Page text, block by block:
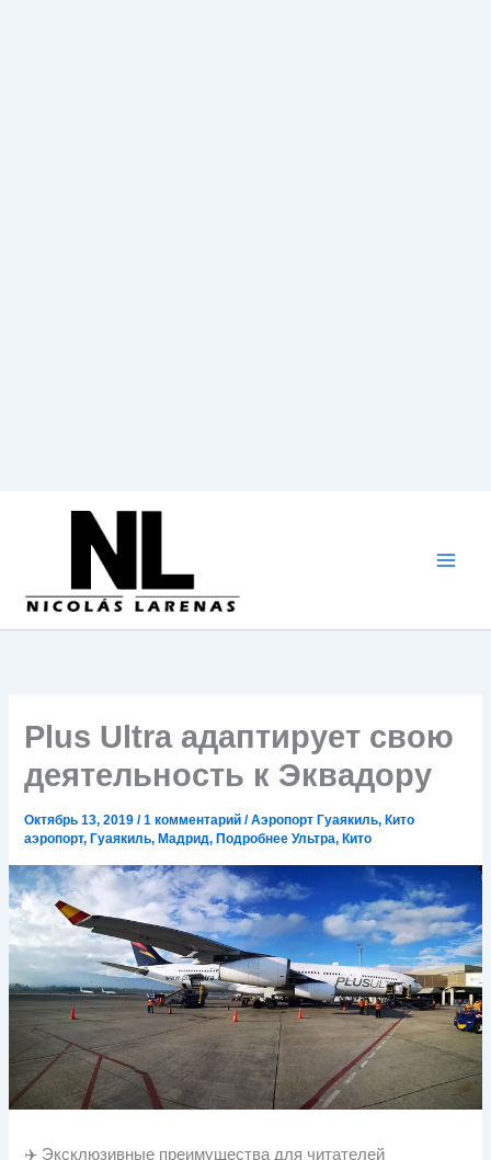
содержимому
Plus Ultra адаптирует свою
деятельность к Эквадору
Октябрь 13, 2019/1 комментарий /Аэропорт Гуаякиль, Кито
аэропорт, Гуаякиль, Мадрид, Подробнее Ультра, Кито
✈️ Эксклюзивные преимущества для читателей